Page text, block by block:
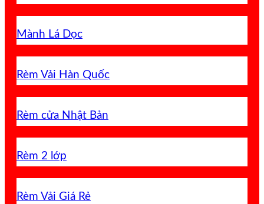
Mành Lá Dọc
Rèm Vải Hàn Quốc
Rèm cửa Nhật Bản
Rèm 2 lớp
Rèm Vải Giá Rẻ